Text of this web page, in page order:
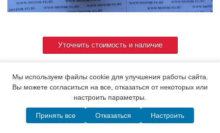
Уточнить стоимость и наличие
Артикул 121467-22090 ( 121470-22091 )
© 2015. Все права защищены.Мотор-Юг
Написать в MAX
Telegram WhatsApp Позвонить
Мы используем файлы cookie для улучшения работы сайта.
Вы можете согласиться на все, отказаться от некоторых или
настроить параметры.
Принять все Отказаться Настроить